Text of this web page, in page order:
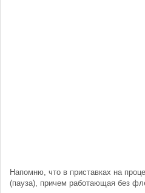
Напомню, что в приставках на
(пауза), причем работающая без